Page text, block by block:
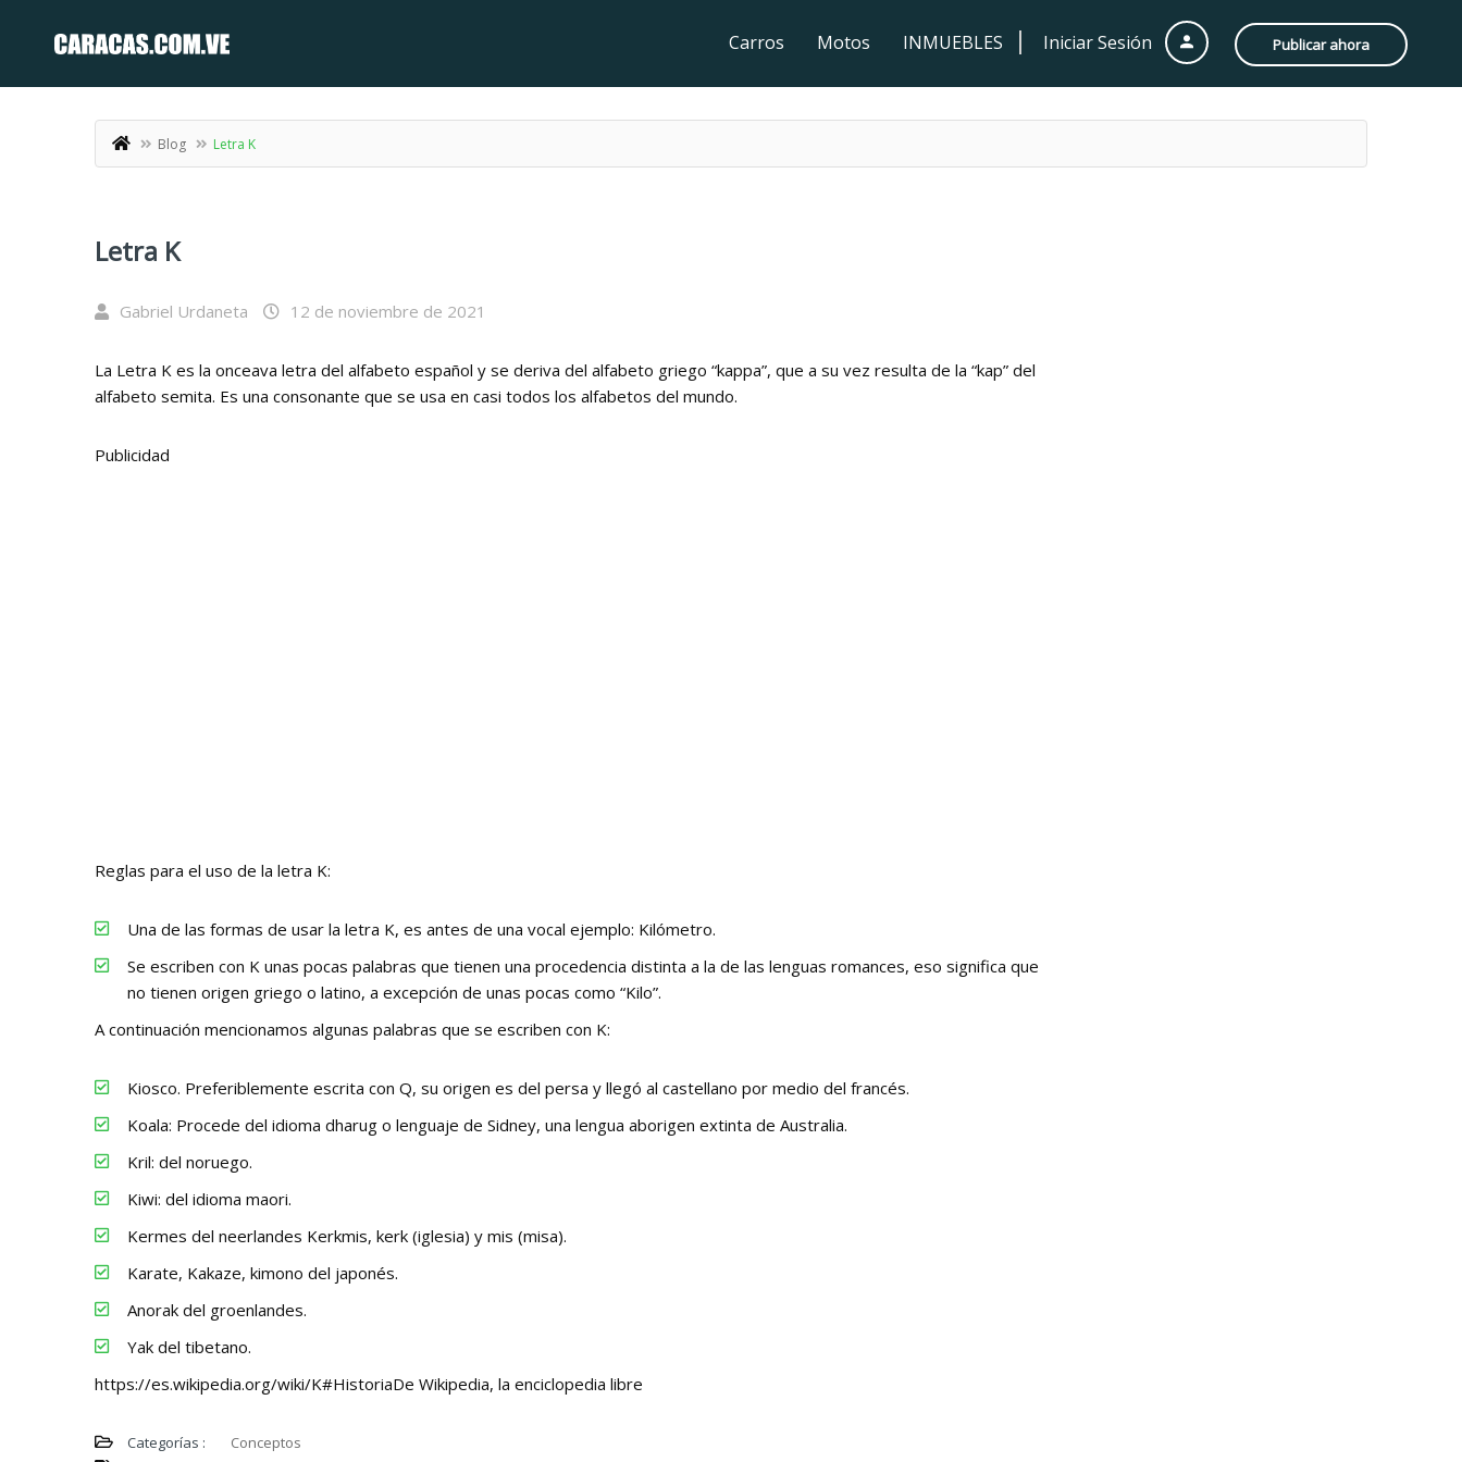
Iniciar Sesión Publicar ahora
Carros Motos INMUEBLES
Blog Letra K
Letra K
Gabriel Urdaneta 12 de noviembre de 2021
La Letra K es la onceava letra del alfabeto español y se deriva del alfabeto griego “kappa”, que a su vez resulta de la “kap” del
alfabeto semita. Es una consonante que se usa en casi todos los alfabetos del mundo.
Publicidad
Reglas para el uso de la letra K:
Una de las formas de usar la letra K, es antes de una vocal ejemplo: Kilómetro.
Se escriben con K unas pocas palabras que tienen una procedencia distinta a la de las lenguas romances, eso significa que
no tienen origen griego o latino, a excepción de unas pocas como “Kilo”.
A continuación mencionamos algunas palabras que se escriben con K:
Kiosco. Preferiblemente escrita con Q, su origen es del persa y llegó al castellano por medio del francés.
Koala: Procede del idioma dharug o lenguaje de Sidney, una lengua aborigen extinta de Australia.
Kril: del noruego.
Kiwi: del idioma maori.
Kermes del neerlandes Kerkmis, kerk (iglesia) y mis (misa).
Karate, Kakaze, kimono del japonés.
Anorak del groenlandes.
Yak del tibetano.
https://es.wikipedia.org/wiki/K#HistoriaDe Wikipedia, la enciclopedia libre
Categorías :
Conceptos